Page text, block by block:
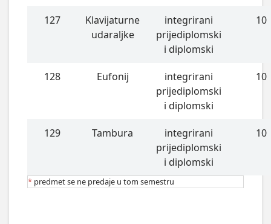
127
Klavijaturne
udaraljke
integrirani
prijediplomski
i diplomski
10
128 Eufonij
integrirani
prijediplomski
i diplomski
10
129 Tambura
integrirani
prijediplomski
i diplomski
10
* predmet se ne predaje u tom semestru